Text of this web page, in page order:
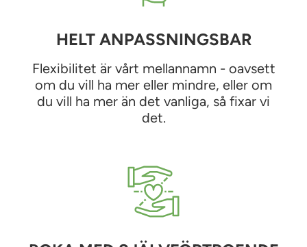
HELT ANPASSNINGSBAR
Flexibilitet är vårt mellannamn - oavsett
om du vill ha mer eller mindre, eller om
du vill ha mer än det vanliga, så fixar vi
det.